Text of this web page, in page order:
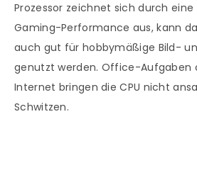
Prozessor zeichnet sich durch
Gaming-Performance aus, kann
auch gut für hobbymäßige Bild-
genutzt werden. Office-Aufgaben
Internet bringen die CPU nicht
Schwitzen.